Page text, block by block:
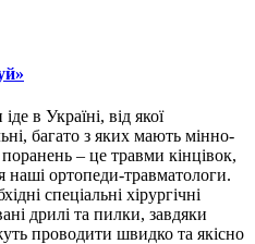
в Україні, від якої
багато з яких мають мінно-
– це травми кінцівок,
ортопеди-травматологи.
спеціальні хірургічні
дрилі та пилки, завдяки
проводити швидко та якісно